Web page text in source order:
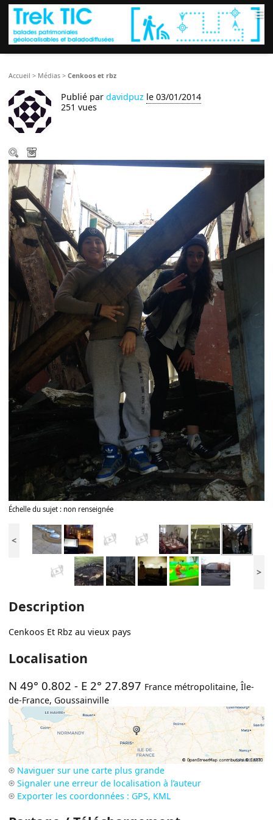
≡
Accueil > Médias >Cenkoos et rbz
Publié pardavidpuz le 03/01/2014
251 vues
Échelle du sujet : non renseignée
<
>
Description
Cenkoos Et Rbz au vieux pays
Localisation
N 49° 0.802 - E 2° 27.897 France métropolitaine,Île-
de-France, Goussainville
Naviguer sur une carte plus grande
Signaler une erreur de localisation à l’auteur
Exporter les coordonnées : GPS, KML